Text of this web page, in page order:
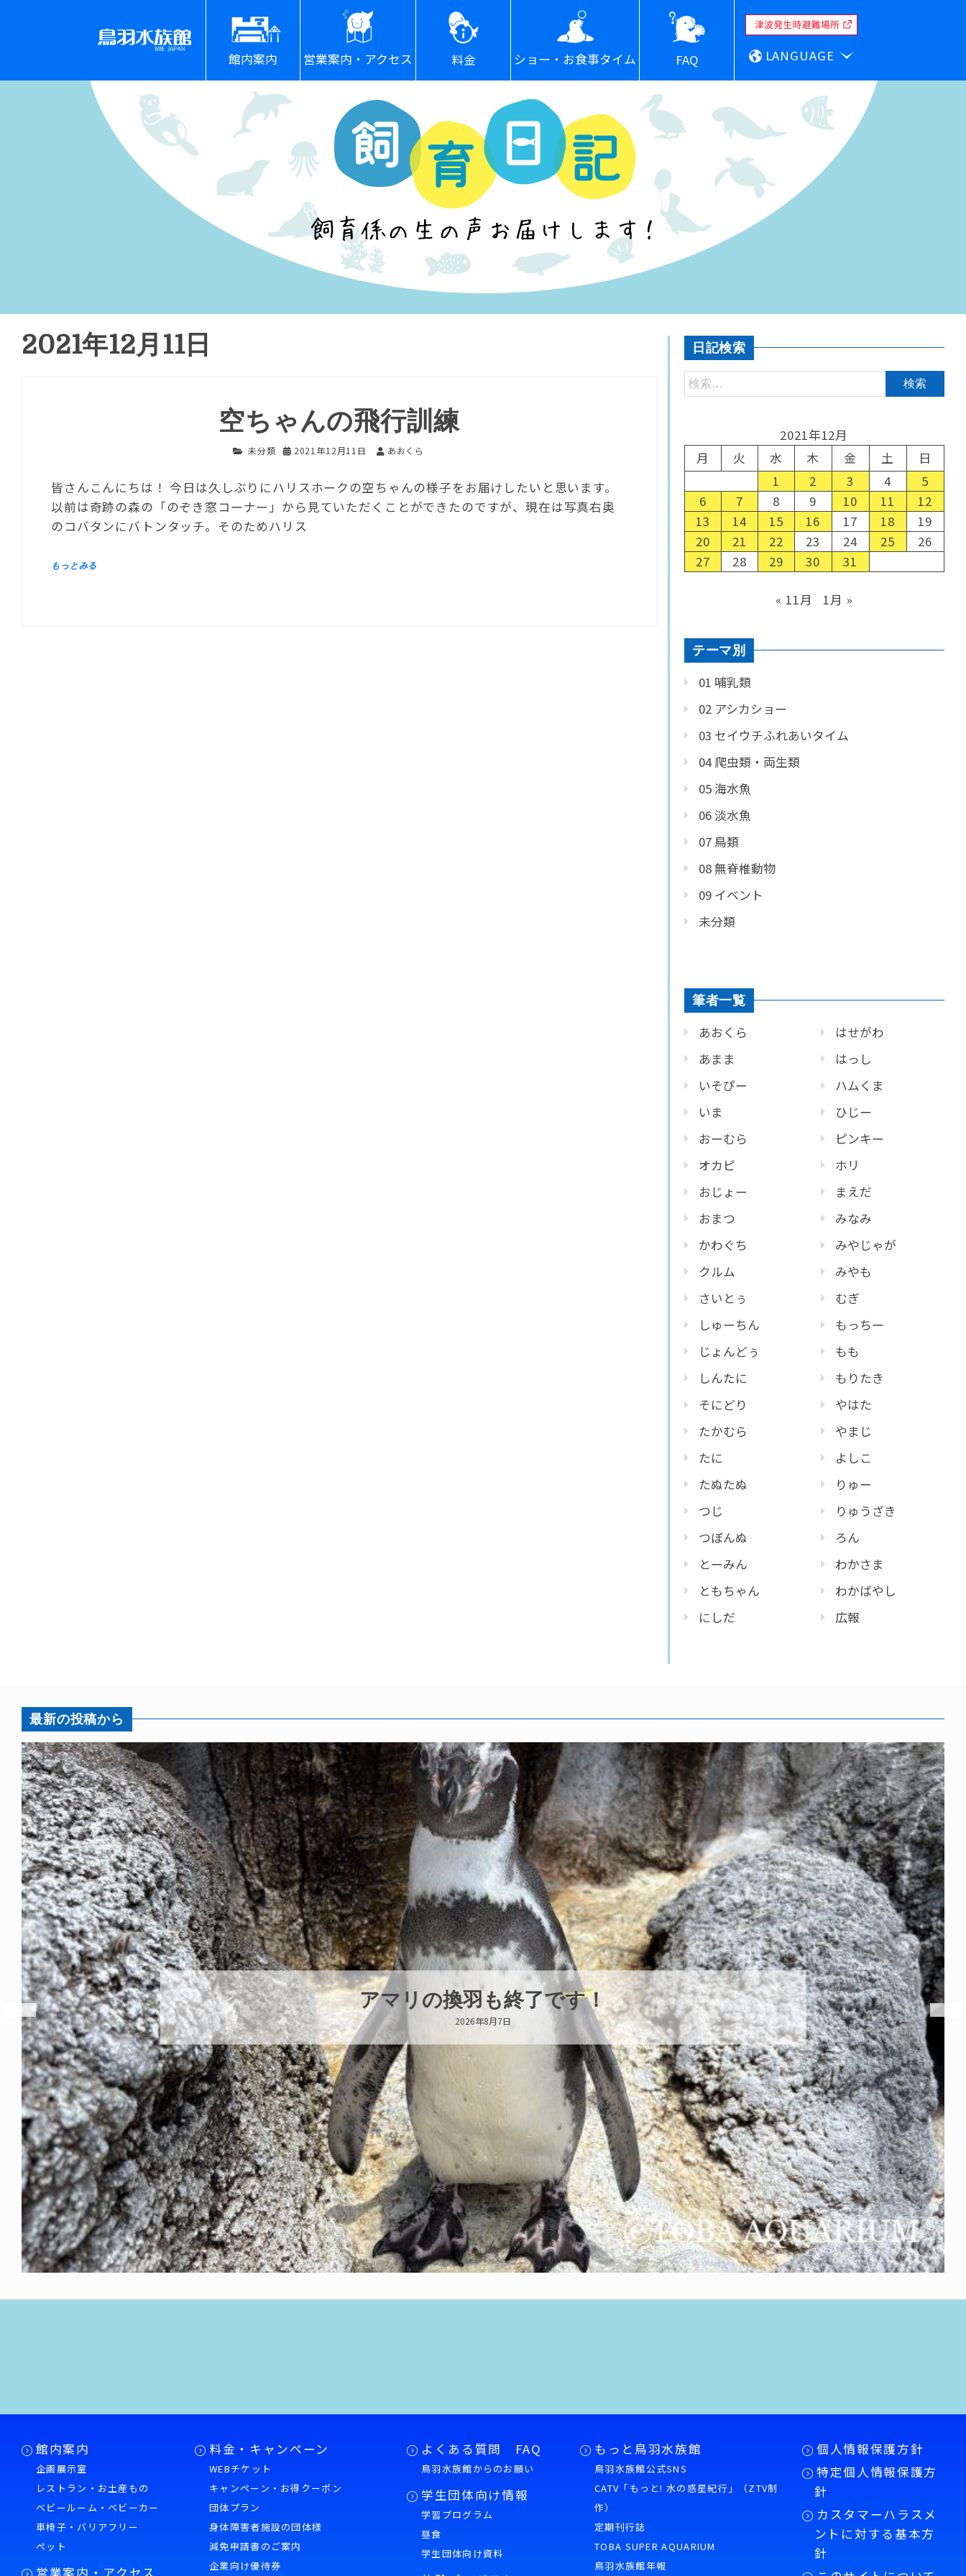
館内案内 営業案内・アクセス 料金 ショー・お食事タイム FAQ LANGUAGE
2021年12月11日
空ちゃんの飛行訓練
未分類 2021年12月11日 あおくら
皆さんこんにちは！ 今日は久しぶりにハリスホークの空ちゃんの様子をお届けしたいと思います。
以前は奇跡の森の「のぞき窓コーナー」から見ていただくことができたのですが、現在は写真右奥
のコバタンにバトンタッチ。そのためハリス
日記検索
2021年12月
月
火 水 木 金 土
日
1
2 3 4
5
6
7 8 9 10 11
12
13
14 15 16 17 18
19
20
21 22 23 24 25
26
27
28 29 30 31
« 11月 1月 »
テーマ別
01 哺乳類
02 アシカショー
03 セイウチふれあいタイム
04 爬虫類・両生類
05 海水魚
06 淡水魚
07 鳥類
08 無脊椎動物
09 イベント
未分類
筆者一覧
あおくら
あまま
いそぴー
いま
おーむら
オカピ
おじょー
おまつ
かわぐち
クルム
さいとぅ
しゅーちん
じょんどぅ
しんたに
そにどり
たかむら
たに
たぬたぬ
つじ
つぼんぬ
とーみん
ともちゃん
にしだ
はせがわ
はっし
ハムくま
ひじー
ピンキー
ホリ
まえだ
みなみ
みやじゃが
みやも
むぎ
もっちー
もも
もりたき
やはた
やまじ
よしこ
りゅー
りゅうざき
ろん
わかさま
わかばやし
広報
最新の投稿から
アマリの換羽も終了です！
2026年8月7日
館内案内
企画展示室
レストラン・お土産もの
ベビールーム・ベビーカー
車椅子・バリアフリー
ペット
営業案内・アクセス
料金・キャンペーン
WEBチケット
キャンペーン・お得クーポン
団体プラン
身体障害者施設の団体様
減免申請書のご案内
企業向け優待券
よくある質問 FAQ
鳥羽水族館からのお願い
学生団体向け情報
学習プログラム
昼食
学生団体向け資料
もっと鳥羽水族館
鳥羽水族館公式SNS
CATV「もっと! 水の惑星紀行」（ZTV制
作）
定期刊行誌
TOBA SUPER AQUARIUM
鳥羽水族館年報
個人情報保護方針
特定個人情報保護方
針
カスタマーハラスメ
ントに対する基本方
針